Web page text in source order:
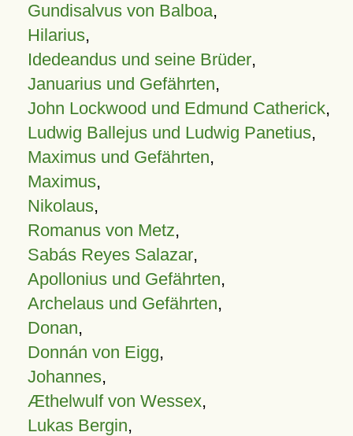
Gundisalvus von Balboa,
Hilarius,
Idedeandus und seine Brüder,
Januarius und Gefährten,
John Lockwood und Edmund Catherick,
Ludwig Ballejus und Ludwig Panetius,
Maximus und Gefährten,
Maximus,
Nikolaus,
Romanus von Metz,
Sabás Reyes Salazar,
Apollonius und Gefährten,
Archelaus und Gefährten,
Donan,
Donnán von Eigg,
Johannes,
Æthelwulf von Wessex,
Lukas Bergin,